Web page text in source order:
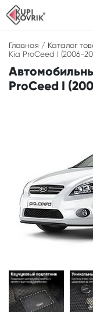
Главная / Каталог
Kia ProCeed I (2006-
ProCeed I